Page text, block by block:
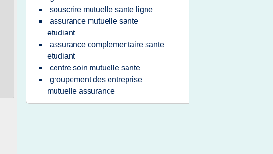
souscrire mutuelle sante ligne
assurance mutuelle sante
etudiant
assurance complementaire sante
etudiant
centre soin mutuelle sante
groupement des entreprise
mutuelle assurance